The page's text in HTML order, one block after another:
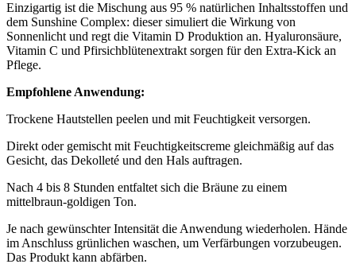
Einzigartig ist die Mischung aus 95 % natürlichen Inhaltsstoffen und
dem Sunshine Complex: dieser simuliert die Wirkung von
Sonnenlicht und regt die Vitamin D Produktion an. Hyaluronsäure,
Vitamin C und Pfirsichblütenextrakt sorgen für den Extra-Kick an
Pflege.
Empfohlene Anwendung:
Trockene Hautstellen peelen und mit Feuchtigkeit versorgen.
Direkt oder gemischt mit Feuchtigkeitscreme gleichmäßig auf das
Gesicht, das Dekolleté und den Hals auftragen.
Nach 4 bis 8 Stunden entfaltet sich die Bräune zu einem
mittelbraun-goldigen Ton.
Je nach gewünschter Intensität die Anwendung wiederholen. Hände
im Anschluss grünlichen waschen, um Verfärbungen vorzubeugen.
Das Produkt kann abfärben.